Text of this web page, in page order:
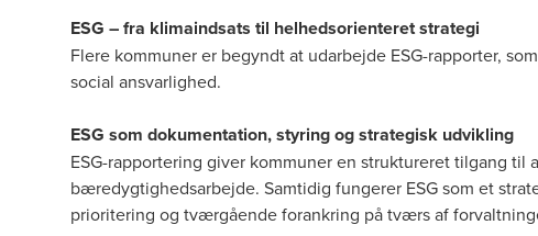
ESG – fra klimaindsats til helhedsorienteret strategi
Flere kommuner er begyndt at udarbejde ESG-rapporter,
social ansvarlighed.
ESG som dokumentation, styring og strategisk udvikling
ESG-rapportering giver kommuner en struktureret tilgang til
bæredygtighedsarbejde. Samtidig fungerer ESG som et
prioritering og tværgående forankring på tværs af